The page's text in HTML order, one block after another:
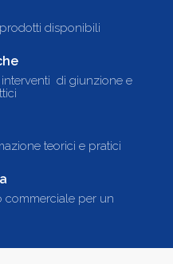
disponibili
di giunzione e
teorici e pratici
commerciale per un